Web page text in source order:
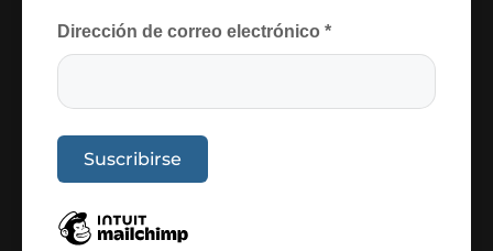
Dirección de correo electrónico *